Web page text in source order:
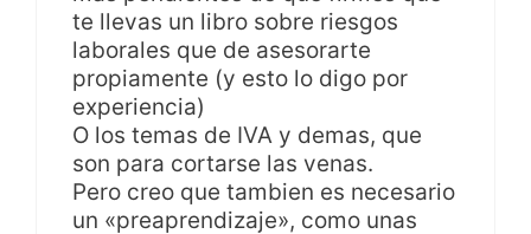
te llevas un libro sobre riesgos
laborales que de asesorarte
propiamente (y esto lo digo por
experiencia)
O los temas de IVA y demas, que
son para cortarse las venas.
Pero creo que tambien es necesario
un «preaprendizaje», como unas